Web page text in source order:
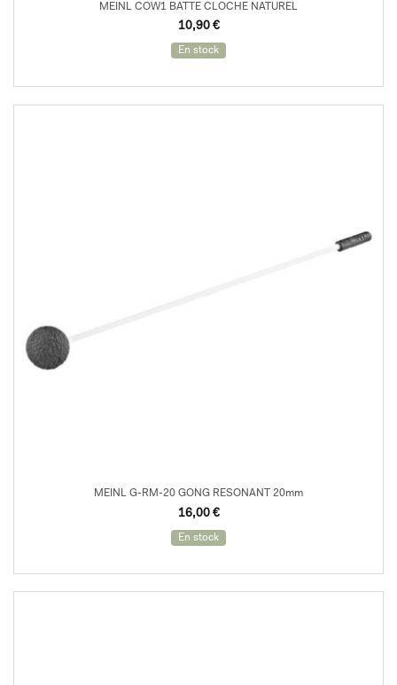
MEINL COW1 BATTE CLOCHE NATUREL
10,90 €
En stock
MEINL G-RM-20 GONG RESONANT 20mm
16,00 €
En stock